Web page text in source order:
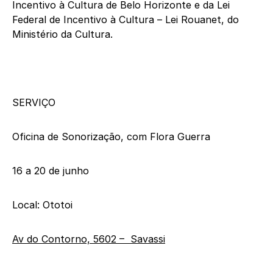
Incentivo à Cultura de Belo Horizonte e da Lei
Federal de Incentivo à Cultura – Lei Rouanet, do
Ministério da Cultura.
SERVIÇO
Oficina de Sonorização, com Flora Guerra
16 a 20 de junho
Local: Ototoi
Av do Contorno, 5602 – Savassi